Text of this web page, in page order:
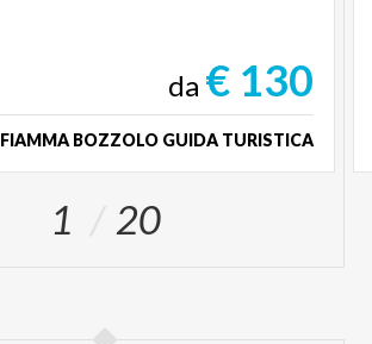
da € 130
FIAMMA BOZZOLO GUIDA TURISTICA
1 20